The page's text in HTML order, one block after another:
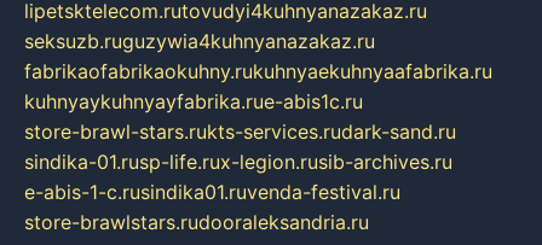
lipetsktelecom.rutovudyi4kuhnyanazakaz.ru
seksuzb.ruguzywia4kuhnyanazakaz.ru
fabrikaofabrikaokuhny.rukuhnyaekuhnyaafabrika.ru
kuhnyaykuhnyayfabrika.rue-abis1c.ru
store-brawl-stars.rukts-services.rudark-sand.ru
sindika-01.rusp-life.rux-legion.rusib-archives.ru
e-abis-1-c.rusindika01.ruvenda-festival.ru
store-brawlstars.rudooraleksandria.ru